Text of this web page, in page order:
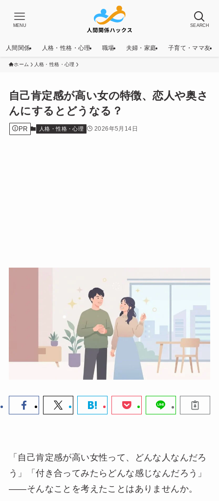
SEARCH
MENU
人間関係 人格・性格・心理 職場 夫婦・家庭 子育て・ママ友
ホーム 人格・性格・心理
自己肯定感が高い女の特徴、恋人や奥さ
んにするとどうなる？
PR 人格・性格・心理 2026年5月14日
「自己肯定感が高い女性って、どんな人なんだろ
う」「付き合ってみたらどんな感じなんだろう」
——そんなことを考えたことはありませんか。